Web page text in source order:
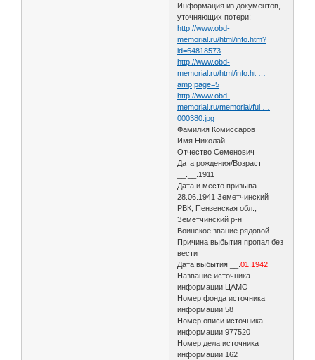
Информация из документов,
уточняющих потери:
http://www.obd-
memorial.ru/html/info.htm?
id=64818573
http://www.obd-
memorial.ru/html/info.ht …
amp;page=5
http://www.obd-
memorial.ru/memorial/ful …
000380.jpg
Фамилия Комиссаров
Имя Николай
Отчество Семенович
Дата рождения/Возраст
__.__.1911
Дата и место призыва
28.06.1941 Земетчинский
РВК, Пензенская обл.,
Земетчинский р-н
Воинское звание рядовой
Причина выбытия пропал без
вести
Дата выбытия __.01.1942
Название источника
информации ЦАМО
Номер фонда источника
информации 58
Номер описи источника
информации 977520
Номер дела источника
информации 162